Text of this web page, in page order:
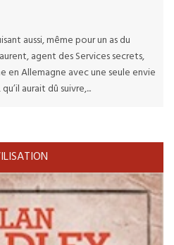
aussi, même pour un as du
agent des Services secrets,
en Allemagne avec une seule envie
aurait dû suivre,...